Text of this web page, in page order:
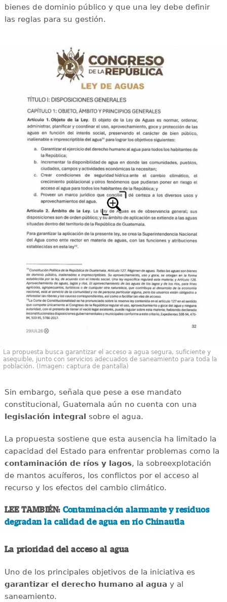
bienes de dominio público y que una ley debe definir
las reglas para su gestión.
La propuesta busca garantizar el acceso a agua segura, suficiente y
asequible, junto con servicios adecuados de saneamiento para toda la
población. (Imagen: captura de pantalla)
Sin embargo, señala que pese a ese mandato
constitucional, Guatemala aún no cuenta con una
legislación integral sobre el agua.
La propuesta sostiene que esta ausencia ha limitado la
capacidad del Estado para enfrentar problemas como la
contaminación de ríos y lagos, la sobreexplotación
de mantos acuíferos, los conflictos por el acceso al
recurso y los efectos del cambio climático.
LEE TAMBIÉN: Contaminación alarmante y residuos
degradan la calidad de agua en río Chinautla
La prioridad del acceso al agua
Uno de los principales objetivos de la iniciativa es
garantizar el derecho humano al agua y al
saneamiento.